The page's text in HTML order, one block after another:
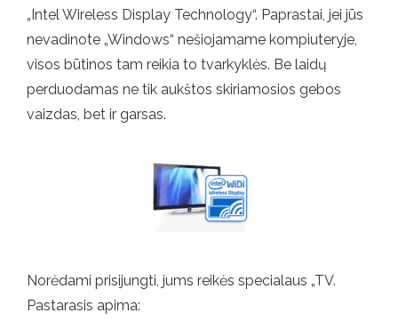
„Intel Wireless Display Technology“. Paprastai, jei jūs
nevadinote „Windows“ nešiojamame kompiuteryje,
visos būtinos tam reikia to tvarkyklės. Be laidų
perduodamas ne tik aukštos skiriamosios gebos
vaizdas, bet ir garsas.
Norėdami prisijungti, jums reikės specialaus „TV.
Pastarasis apima: